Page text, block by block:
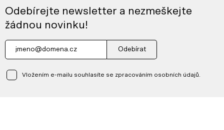
Odebírejte newsletter a nezmeškejte
žádnou novinku!
Odebírat
Vložením e-mailu souhlasíte se zpracováním osobních údajů.